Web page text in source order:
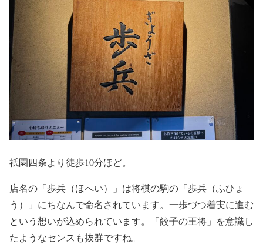
祇園四条より徒歩10分ほど。
店名の「歩兵（ほへい）」は将棋の駒の「歩兵（ふひょ
う）」にちなんで命名されています。一歩づつ着実に進む
という想いが込められています。「餃子の王将」を意識し
たようなセンスも抜群ですね。